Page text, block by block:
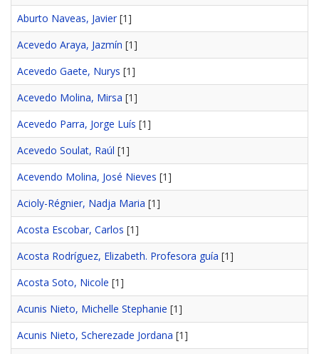
Aburto Naveas, Javier[1]
Acevedo Araya, Jazmín [1]
Acevedo Gaete, Nurys [1]
Acevedo Molina, Mirsa [1]
Acevedo Parra, Jorge Luís [1]
Acevedo Soulat, Raúl [1]
Acevendo Molina, José Nieves [1]
Acioly-Régnier, Nadja Maria [1]
Acosta Escobar, Carlos [1]
Acosta Rodríguez, Elizabeth. Profesora guía [1]
Acosta Soto, Nicole [1]
Acunis Nieto, Michelle Stephanie [1]
Acunis Nieto, Scherezade Jordana [1]